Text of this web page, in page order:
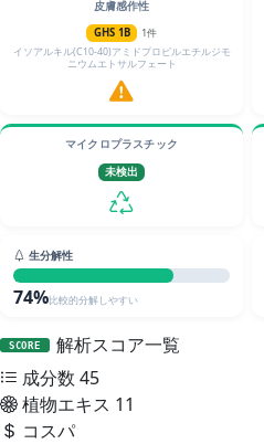
皮膚感作性
GHS 1B
1件
イソアルキル(C10-40)アミドプロピルエチルジモ
ニウムエトサルフェート
マイクロプラスチック
未検出
生分解性
74%比較的分解しやすい
SCORE
解析スコア一覧
成分数 45
植物エキス 11
コスパ